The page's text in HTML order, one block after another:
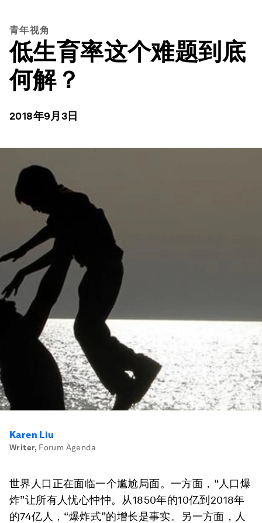
青年视角
低生育率这个难题到底
何解？
2018年9月3日
Karen Liu
Writer, Forum Agenda
世界人口正在面临一个尴尬局面。一方面，“人口爆
炸”让所有人忧心忡忡。从1850年的10亿到2018年
的74亿人，“爆炸式”的增长是事实。另一方面，人